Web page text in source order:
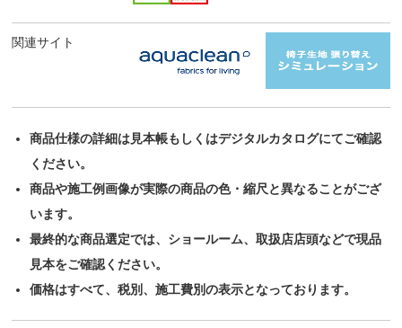
関連サイト
商品仕様の詳細は見本帳もしくはデジタルカタログにてご確認
ください。
商品や施工例画像が実際の商品の色・縮尺と異なることがござ
います。
最終的な商品選定では、ショールーム、取扱店店頭などで現品
見本をご確認ください。
価格はすべて、税別、施工費別の表示となっております。